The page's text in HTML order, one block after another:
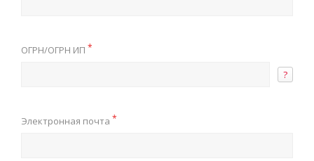
ОГРН/ОГРН ИП *
?
Электронная почта *